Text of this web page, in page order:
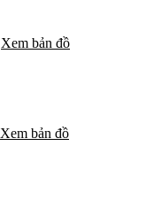
Xem bản đồ
Xem bản đồ